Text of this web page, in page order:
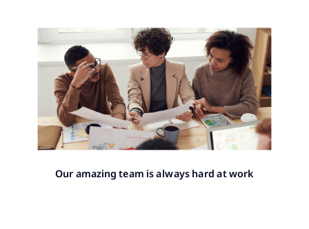
Our amazing team is always hard at work